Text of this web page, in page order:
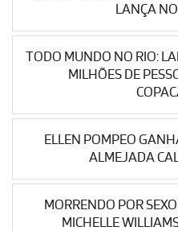
LANÇA
TODO MUNDO NO RIO:
MILHÕES DE
ELLEN POMPEO
ALMEJADA
MORRENDO POR
MICHELLE